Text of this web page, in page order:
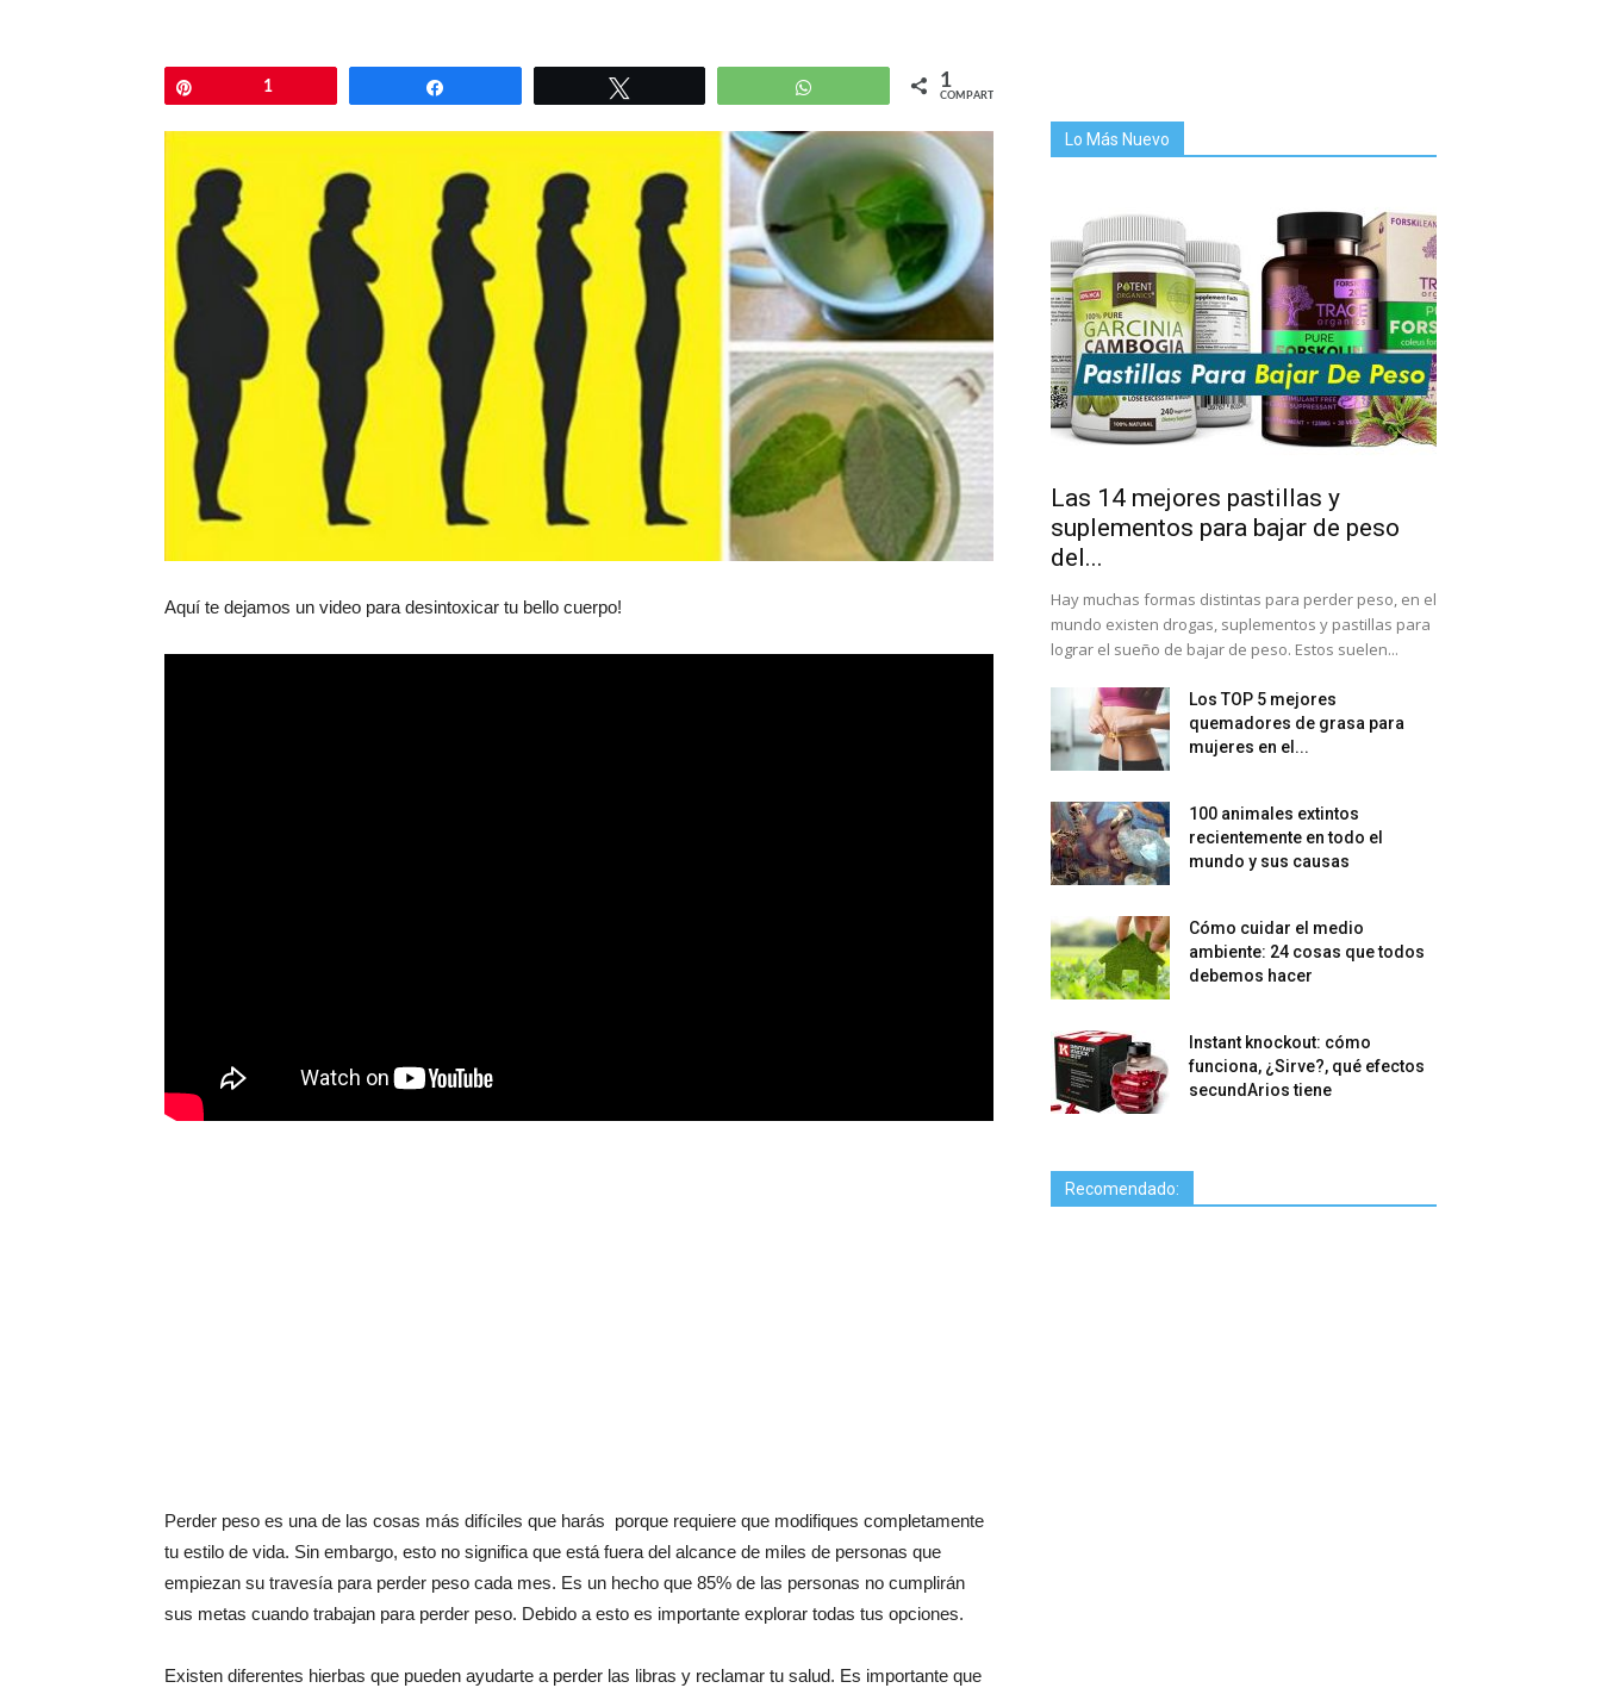
1 1
COMPARTIR
Aquí te dejamos un video para desintoxicar tu bello cuerpo!
Perder peso es una de las cosas más difíciles que harás porque requiere que modifiques completamente
tu estilo de vida. Sin embargo, esto no significa que está fuera del alcance de miles de personas que
empiezan su travesía para perder peso cada mes. Es un hecho que 85% de las personas no cumplirán
sus metas cuando trabajan para perder peso. Debido a esto es importante explorar todas tus opciones.
Existen diferentes hierbas que pueden ayudarte a perder las libras y reclamar tu salud. Es importante que
Lo Más Nuevo
Las 14 mejores pastillas y
suplementos para bajar de peso
del...
Hay muchas formas distintas para perder peso, en el
mundo existen drogas, suplementos y pastillas para
lograr el sueño de bajar de peso. Estos suelen...
Los TOP 5 mejores
quemadores de grasa para
mujeres en el...
100 animales extintos
recientemente en todo el
mundo y sus causas
Cómo cuidar el medio
ambiente: 24 cosas que todos
debemos hacer
Instant knockout: cómo
funciona, ¿Sirve?, qué efectos
secundArios tiene
Recomendado: